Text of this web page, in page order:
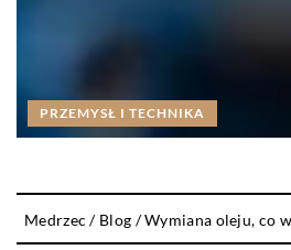
PRZEMYSŁ I TECHNIKA
Medrzec / Blog /Wymiana oleju, co